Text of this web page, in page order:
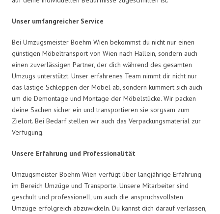
Unser umfangreicher Service
Bei Umzugsmeister Boehm Wien bekommst du nicht nur einen
günstigen Möbeltransport von Wien nach Hallein, sondern auch
einen zuverlässigen Partner, der dich während des gesamten
Umzugs unterstützt. Unser erfahrenes Team nimmt dir nicht nur
das lästige Schleppen der Möbel ab, sondern kümmert sich auch
um die Demontage und Montage der Möbelstücke. Wir packen
deine Sachen sicher ein und transportieren sie sorgsam zum
Zielort. Bei Bedarf stellen wir auch das Verpackungsmaterial zur
Verfügung.
Unsere Erfahrung und Professionalität
Umzugsmeister Boehm Wien verfügt über langjährige Erfahrung
im Bereich Umzüge und Transporte. Unsere Mitarbeiter sind
geschult und professionell, um auch die anspruchsvollsten
Umzüge erfolgreich abzuwickeln. Du kannst dich darauf verlassen,